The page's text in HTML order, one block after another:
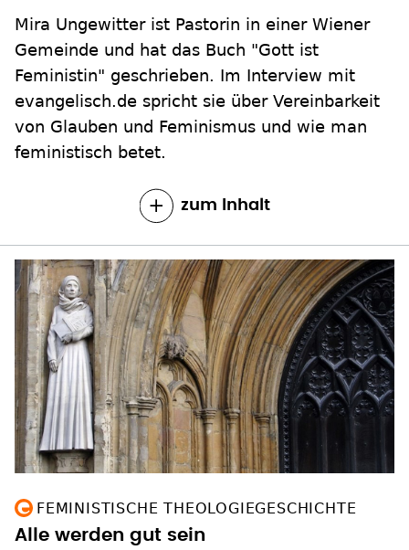
Mira Ungewitter ist Pastorin in einer Wiener
Gemeinde und hat das Buch "Gott ist
Feministin" geschrieben. Im Interview mit
evangelisch.de spricht sie über Vereinbarkeit
von Glauben und Feminismus und wie man
feministisch betet.
zum Inhalt
FEMINISTISCHE THEOLOGIEGESCHICHTE
Alle werden gut sein